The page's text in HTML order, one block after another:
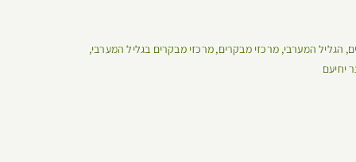
הגליל המערבי מרכזי מבקרים מרכזי מבקרים בגליל המערבי
יחיעם